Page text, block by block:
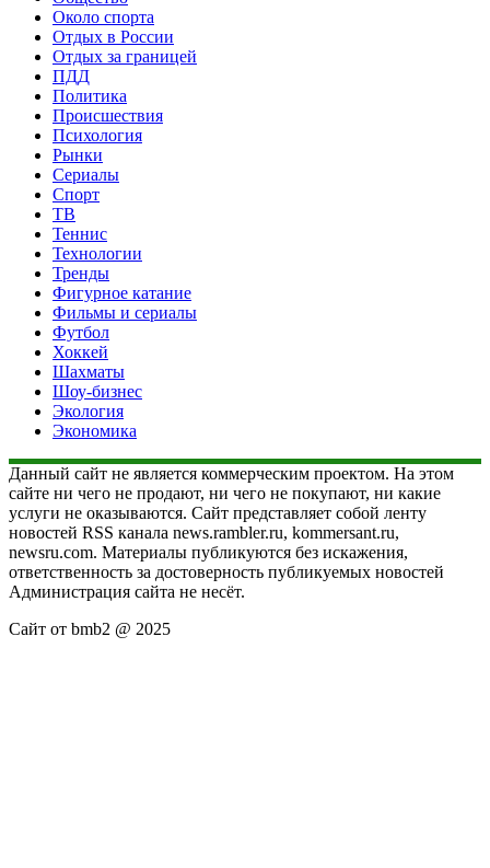
Около спорта
Отдых в России
Отдых за границей
ПДД
Политика
Происшествия
Психология
Рынки
Сериалы
Спорт
ТВ
Теннис
Технологии
Тренды
Фигурное катание
Фильмы и сериалы
Футбол
Хоккей
Шахматы
Шоу-бизнес
Экология
Экономика
Данный сайт не является коммерческим проектом. На этом
сайте ни чего не продают, ни чего не покупают, ни какие
услуги не оказываются. Сайт представляет собой ленту
новостей RSS канала news.rambler.ru, kommersant.ru,
newsru.com. Материалы публикуются без искажения,
ответственность за достоверность публикуемых новостей
Администрация сайта не несёт.
Сайт от bmb2 @ 2025